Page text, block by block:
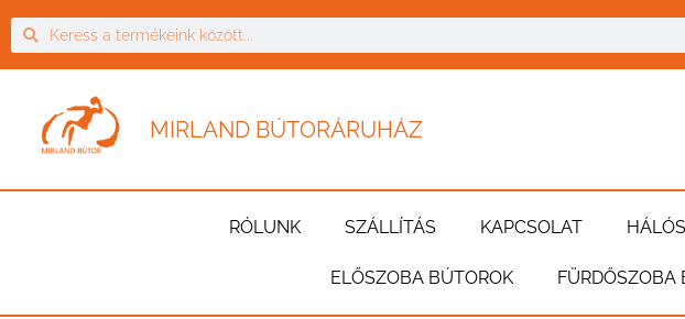
MIRLAND BÚTORÁRUHÁZ
RÓLUNK SZÁLLÍTÁS KAPCSOLAT
ELŐSZOBA BÚTOROK FÜRDŐSZOBA